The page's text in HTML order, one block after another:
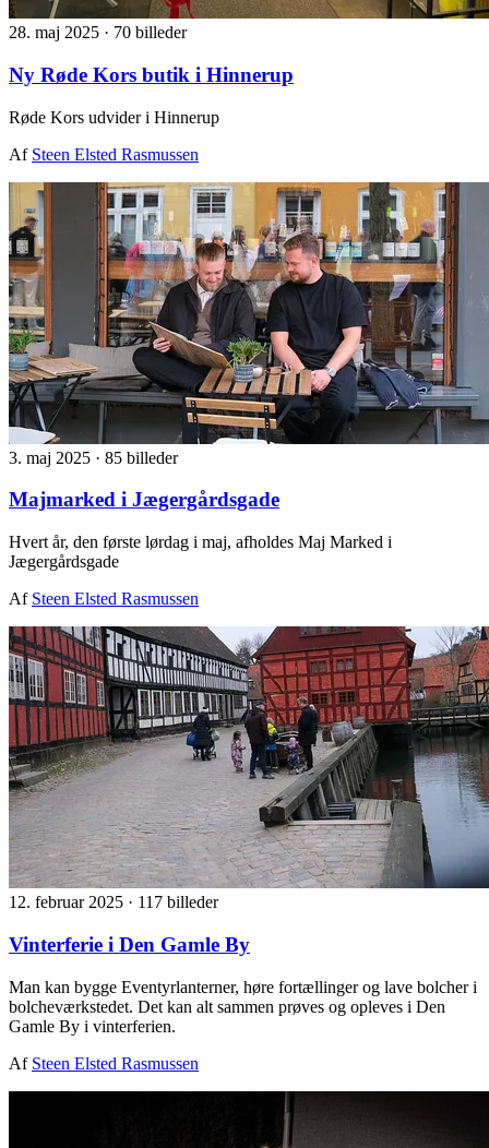
28. maj 2025 · 70 billeder
Ny Røde Kors butik i Hinnerup
Røde Kors udvider i Hinnerup
Af Steen Elsted Rasmussen
3. maj 2025 · 85 billeder
Majmarked i Jægergårdsgade
Hvert år, den første lørdag i maj, afholdes Maj Marked i
Jægergårdsgade
Af Steen Elsted Rasmussen
12. februar 2025 · 117 billeder
Vinterferie i Den Gamle By
Man kan bygge Eventyrlanterner, høre fortællinger og lave bolcher i
bolcheværkstedet. Det kan alt sammen prøves og opleves i Den
Gamle By i vinterferien.
Af Steen Elsted Rasmussen